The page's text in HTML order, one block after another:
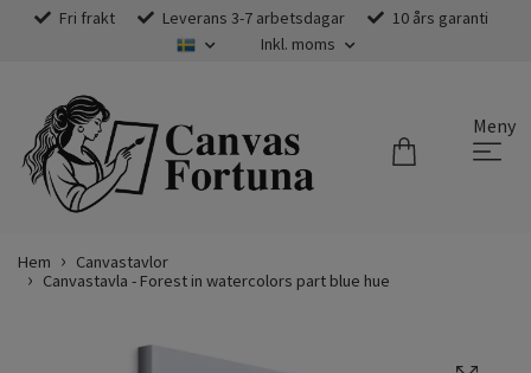
Fri frakt Leverans 3-7 arbetsdagar
10 års garanti
Inkl. moms
Meny
Hem
Canvastavlor
Canvastavla - Forest in watercolors part blue hue